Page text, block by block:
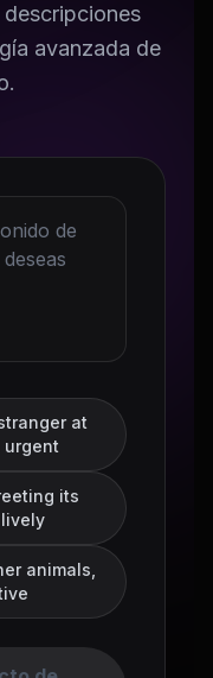
avanzada de
at
urgent
its
animals,